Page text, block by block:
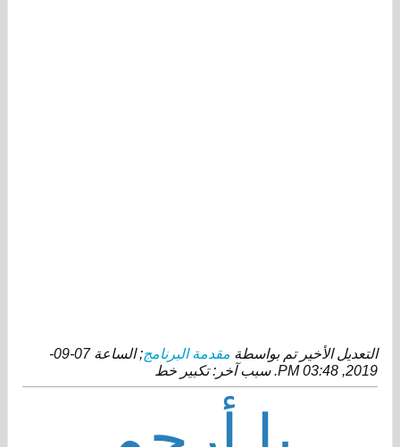
التعديل الأخير تم بواسطة مقدمة البرنامج; الساعة
07-09-
2019, 03:48 PM
.سبب آخر:تكبير خط